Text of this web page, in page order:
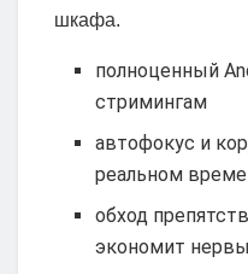
шкафа.
полноценный
стримингам
автофокус и
реальном
обход
экономит нервы